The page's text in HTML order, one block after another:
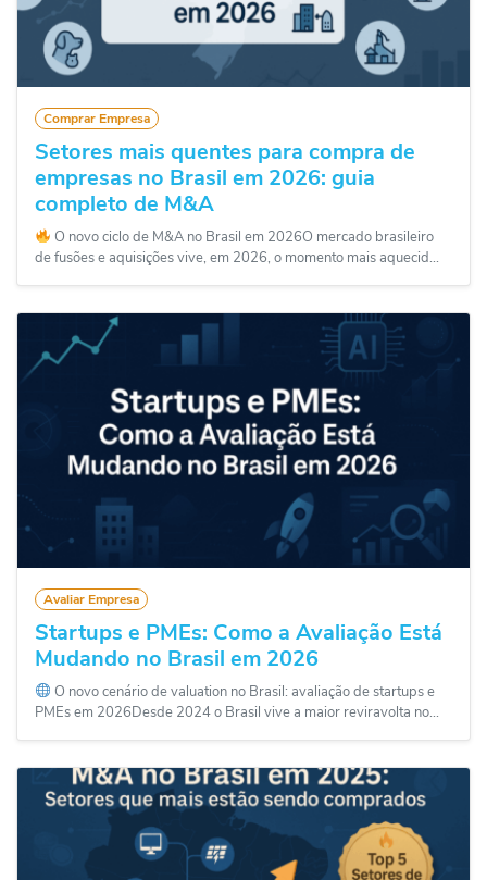
Comprar Empresa
Setores mais quentes para compra de
empresas no Brasil em 2026: guia
completo de M&A
O novo ciclo de M&A no Brasil em 2026O mercado brasileiro
de fusões e aquisições vive, em 2026, o momento mais aquecid...
Avaliar Empresa
Startups e PMEs: Como a Avaliação Está
Mudando no Brasil em 2026
O novo cenário de valuation no Brasil: avaliação de startups e
PMEs em 2026Desde 2024 o Brasil vive a maior reviravolta no...